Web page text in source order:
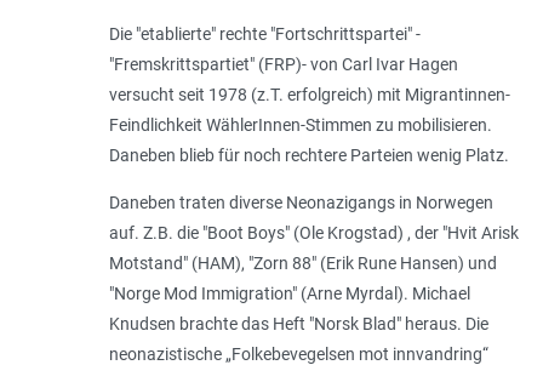
Die "etablierte" rechte "Fortschrittspartei" -
"Fremskrittspartiet" (FRP)- von Carl Ivar Hagen
versucht seit 1978 (z.T. erfolgreich) mit Migrantinnen-
Feindlichkeit WählerInnen-Stimmen zu mobilisieren.
Daneben blieb für noch rechtere Parteien wenig Platz.
Daneben traten diverse Neonazigangs in Norwegen
auf. Z.B. die "Boot Boys" (Ole Krogstad) , der "Hvit Arisk
Motstand" (HAM), "Zorn 88" (Erik Rune Hansen) und
"Norge Mod Immigration" (Arne Myrdal). Michael
Knudsen brachte das Heft "Norsk Blad" heraus. Die
neonazistische „Folkebevegelsen mot innvandring“